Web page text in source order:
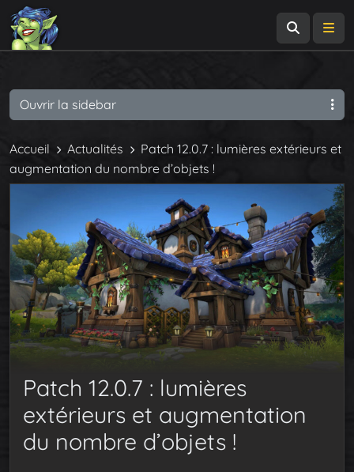
Accueil Actualités
Patch 12.0.7 : lumières extérieurs et
augmentation du nombre d’objets !
Patch 12.0.7 : lumières
extérieurs et augmentation
du nombre d’objets !
Ouvrir la sidebar